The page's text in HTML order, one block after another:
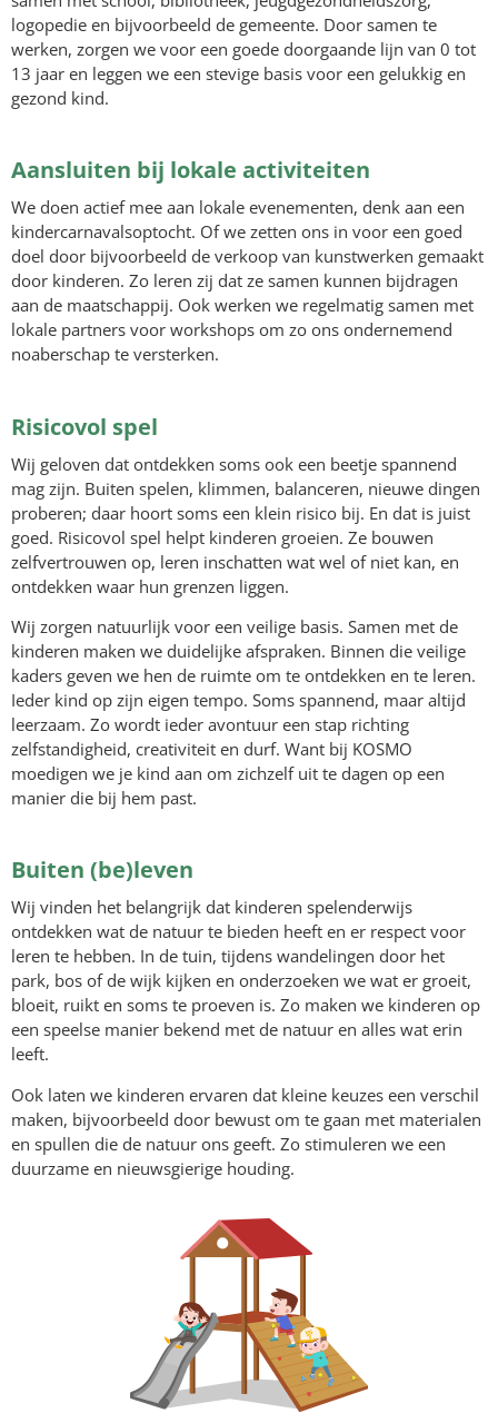
logopedie en bijvoorbeeld de gemeente. Door samen te
werken, zorgen we voor een goede doorgaande lijn van 0 tot
13 jaar en leggen we een stevige basis voor een gelukkig en
gezond kind.
Aansluiten bij lokale activiteiten
We doen actief mee aan lokale evenementen, denk aan een
kindercarnavalsoptocht. Of we zetten ons in voor een goed
doel door bijvoorbeeld de verkoop van kunstwerken gemaakt
door kinderen. Zo leren zij dat ze samen kunnen bijdragen
aan de maatschappij. Ook werken we regelmatig samen met
lokale partners voor workshops om zo ons ondernemend
noaberschap te versterken.
Risicovol spel
Wij geloven dat ontdekken soms ook een beetje spannend
mag zijn. Buiten spelen, klimmen, balanceren, nieuwe dingen
proberen; daar hoort soms een klein risico bij. En dat is juist
goed. Risicovol spel helpt kinderen groeien. Ze bouwen
zelfvertrouwen op, leren inschatten wat wel of niet kan, en
ontdekken waar hun grenzen liggen.
Wij zorgen natuurlijk voor een veilige basis. Samen met de
kinderen maken we duidelijke afspraken. Binnen die veilige
kaders geven we hen de ruimte om te ontdekken en te leren.
Ieder kind op zijn eigen tempo. Soms spannend, maar altijd
leerzaam. Zo wordt ieder avontuur een stap richting
zelfstandigheid, creativiteit en durf. Want bij KOSMO
moedigen we je kind aan om zichzelf uit te dagen op een
manier die bij hem past.
Buiten (be)leven
Wij vinden het belangrijk dat kinderen spelenderwijs
ontdekken wat de natuur te bieden heeft en er respect voor
leren te hebben. In de tuin, tijdens wandelingen door het
park, bos of de wijk kijken en onderzoeken we wat er groeit,
bloeit, ruikt en soms te proeven is. Zo maken we kinderen op
een speelse manier bekend met de natuur en alles wat erin
leeft.
Ook laten we kinderen ervaren dat kleine keuzes een verschil
maken, bijvoorbeeld door bewust om te gaan met materialen
en spullen die de natuur ons geeft. Zo stimuleren we een
duurzame en nieuwsgierige houding.